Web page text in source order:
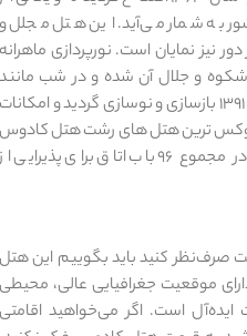
انواع سفر
(73)
ایرانگردی(1,270)
جهانگردی(692)
حمل و نقل
سفرهای پیشنهادی(133)